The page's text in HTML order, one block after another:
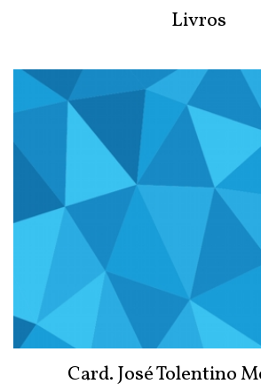
Livros
Card. José Tolentino